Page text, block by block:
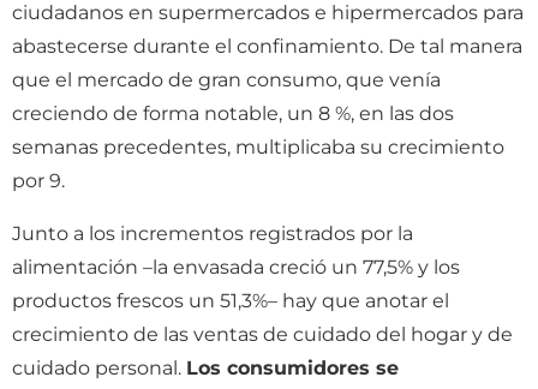
ciudadanos en supermercados e hipermercados para
abastecerse durante el confinamiento. De tal manera
que el mercado de gran consumo, que venía
creciendo de forma notable, un 8 %, en las dos
semanas precedentes, multiplicaba su crecimiento
por 9.
Junto a los incrementos registrados por la
alimentación –la envasada creció un 77,5% y los
productos frescos un 51,3%– hay que anotar el
crecimiento de las ventas de cuidado del hogar y de
cuidado personal. Los consumidores se